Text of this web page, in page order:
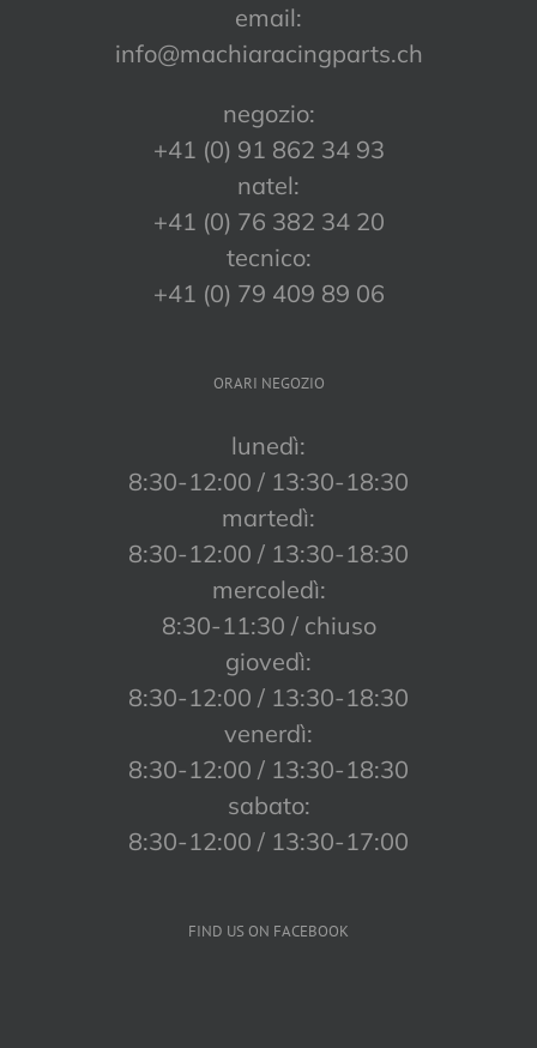
email:
info@machiaracingparts.ch
negozio:
+41 (0) 91 862 34 93
natel:
+41 (0) 76 382 34 20
tecnico:
+41 (0) 79 409 89 06
ORARI NEGOZIO
lunedì:
8:30-12:00 / 13:30-18:30
martedì:
8:30-12:00 / 13:30-18:30
mercoledì:
8:30-11:30 / chiuso
giovedì:
8:30-12:00 / 13:30-18:30
venerdì:
8:30-12:00 / 13:30-18:30
sabato:
8:30-12:00 / 13:30-17:00
FIND US ON FACEBOOK